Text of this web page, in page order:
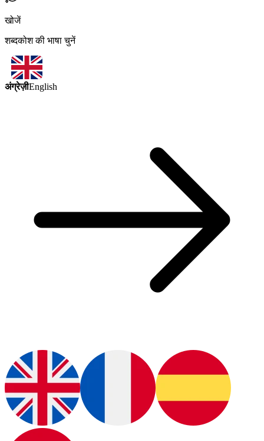
खोजें
शब्दकोश की भाषा चुनें
अंग्रेज़ीEnglish